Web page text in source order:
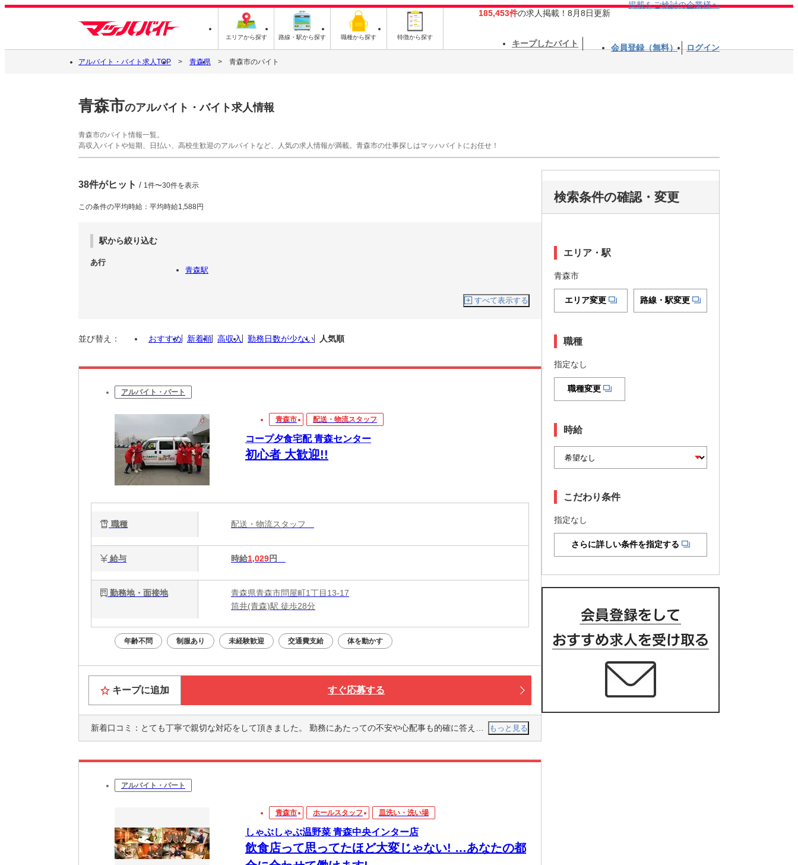
エリアから探す 路線・駅から探す 職種から探す 特徴から探す
185,453件の求人掲載！8月8日更新
掲載をご検討の企業様へ
キープしたバイト 会員登録（無料） ログイン
アルバイト・バイト求人TOP 青森県 青森市のバイト
青森市のアルバイト・バイト求人情報
青森市のバイト情報一覧。
高収入バイトや短期、日払い、高校生歓迎のアルバイトなど、人気の求人情報が満載。青森市の仕事探しはマッハバイトにお任せ！
38件がヒット / 1件〜30件を表示
この条件の平均時給：平均時給1,588円
駅から絞り込む
あ行
青森駅
すべて表示する
並び替え： おすすめ 新着順 高収入 勤務日数が少ない 人気順
アルバイト・パート
青森市 配送・物流スタッフ
コープ夕食宅配 青森センター
初心者 大歓迎!!
職種 配送・物流スタッフ
給与 時給1,029円
勤務地・面接地
青森県青森市問屋町1丁目13-17
筒井(青森)駅 徒歩28分
年齢不問 制服あり 未経験歓迎 交通費支給 体を動かす
キープに追加 すぐ応募する
新着口コミ： とても丁寧で親切な対応をして頂きました。 勤務にあたっての不安や心配事も的確に答えて頂き安心して勤められそうです。 もっと見る
アルバイト・パート
青森市 ホールスタッフ 皿洗い・洗い場
しゃぶしゃぶ温野菜 青森中央インター店
飲食店って思ってたほど大変じゃない! …あなたの都
検索条件の確認・変更
エリア・駅
青森市
エリア変更 路線・駅変更
職種
指定なし
職種変更
時給
こだわり条件
指定なし
さらに詳しい条件を指定する